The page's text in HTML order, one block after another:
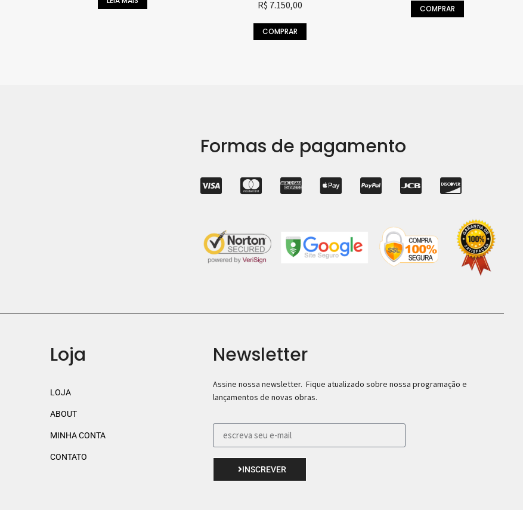
R$ 7.150,00
COMPRAR
COMPRAR
Formas de pagamento
Loja
LOJA
ABOUT
MINHA CONTA
CONTATO
Newsletter
Assine nossa newsletter. Fique atualizado sobre nossa programação e
lançamentos de novas obras.
INSCREVER